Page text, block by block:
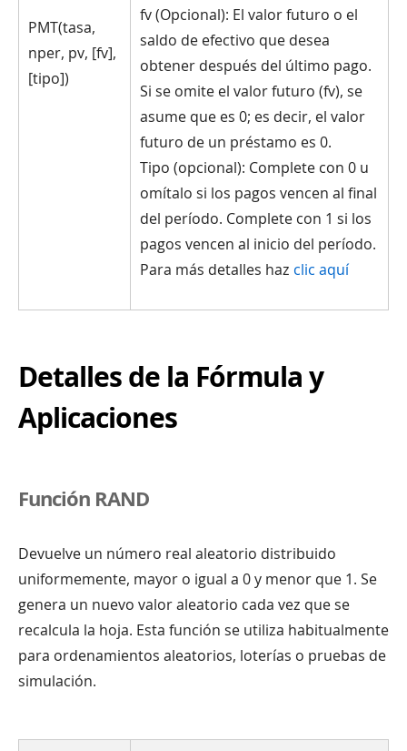
PMT(tasa,
nper, pv, [fv],
[tipo])
fv (Opcional): El valor futuro o el
saldo de efectivo que desea
obtener después del último pago.
Si se omite el valor futuro (fv), se
asume que es 0; es decir, el valor
futuro de un préstamo es 0.
Tipo (opcional): Complete con 0 u
omítalo si los pagos vencen al final
del período. Complete con 1 si los
pagos vencen al inicio del período.
Para más detalles haz clic aquí
Detalles de la Fórmula y
Aplicaciones
Función RAND
Devuelve un número real aleatorio distribuido
uniformemente, mayor o igual a 0 y menor que 1. Se
genera un nuevo valor aleatorio cada vez que se
recalcula la hoja. Esta función se utiliza habitualmente
para ordenamientos aleatorios, loterías o pruebas de
simulación.